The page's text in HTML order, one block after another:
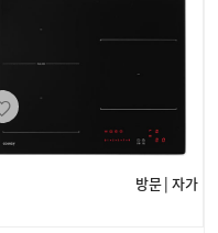
방문 | 자가